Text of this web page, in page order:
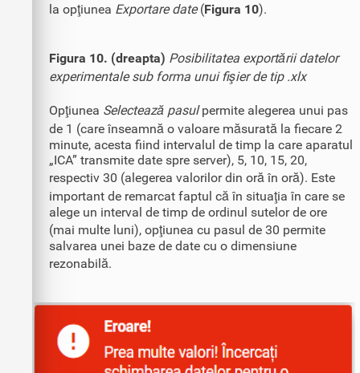
la opţiunea Exportare date(Figura 10).
Figura 10. (dreapta) Posibilitatea exportării datelor
experimentale sub forma unui fişier de tip .xlx
Opţiunea Selectează pasulpermite alegerea unui pas
de 1 (care înseamnă o valoare măsurată la fiecare 2
minute, acesta fiind intervalul de timp la care aparatul
„ICA” transmite date spre server), 5, 10, 15, 20,
respectiv 30 (alegerea valorilor din oră în oră). Este
important de remarcat faptul că în situaţia în care se
alege un interval de timp de ordinul sutelor de ore
(mai multe luni), opţiunea cu pasul de 30 permite
salvarea unei baze de date cu o dimensiune
rezonabilă.